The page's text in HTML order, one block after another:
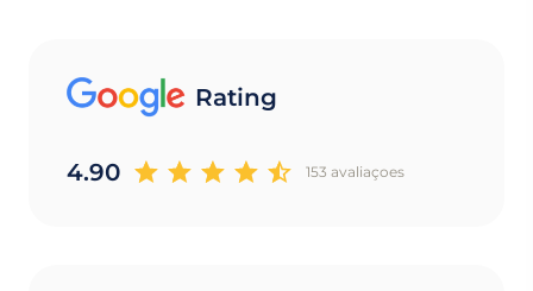
Rating
4.90 153 avaliaçoes